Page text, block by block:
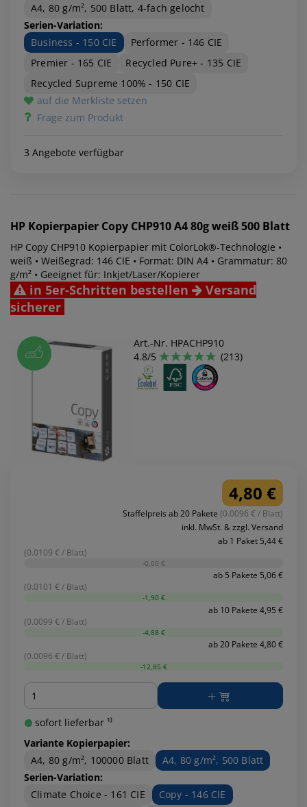
A4, 80 g/m², 500 Blatt, 4-fach gelocht
Serien-Variation:
Business - 150 CIE
Performer - 146 CIE
Premier - 165 CIE
Recycled Pure+ - 135 CIE
Recycled Supreme 100% - 150 CIE
auf die Merkliste setzen
Frage zum Produkt
3 Angebote verfügbar
HP Kopierpapier Copy CHP910 A4 80g weiß 500 Blatt
HP Copy CHP910 Kopierpapier mit ColorLok®-Technologie •
weiß • Weißegrad: 146 CIE • Format: DIN A4 • Grammatur: 80
g/m² • Geeignet für: Inkjet/Laser/Kopierer
in 5er-Schritten bestellen
Versand
sicherer
Art.-Nr. HPACHP910
4.8/5
(213)
4,80 €
Staffelpreis ab 20 Pakete (0.0096 € / Blatt)
inkl. MwSt. & zzgl. Versand
ab 1 Paket 5,44 €
(0.0109 € / Blatt)
-0,00 €
ab 5 Pakete 5,06 €
(0.0101 € / Blatt)
-1,90 €
ab 10 Pakete 4,95 €
(0.0099 € / Blatt)
-4,88 €
ab 20 Pakete 4,80 €
(0.0096 € / Blatt)
-12,85 €
Menge
sofort lieferbar ¹⁾
Variante Kopierpapier:
A4, 80 g/m², 100000 Blatt
A4, 80 g/m², 500 Blatt
Serien-Variation:
Climate Choice - 161 CIE
Copy - 146 CIE